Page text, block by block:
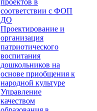
проектов в
соответствии с ФОП
ДО
Проектирование и
организация
патриотического
воспитания
дошкольников на
основе приобщения к
народной культуре
Управление
качеством